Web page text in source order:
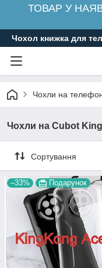
ТОВАР У
Чохол книжка для
Чохли на
Чохли на Cubot
Сортування
–33% Подарунок